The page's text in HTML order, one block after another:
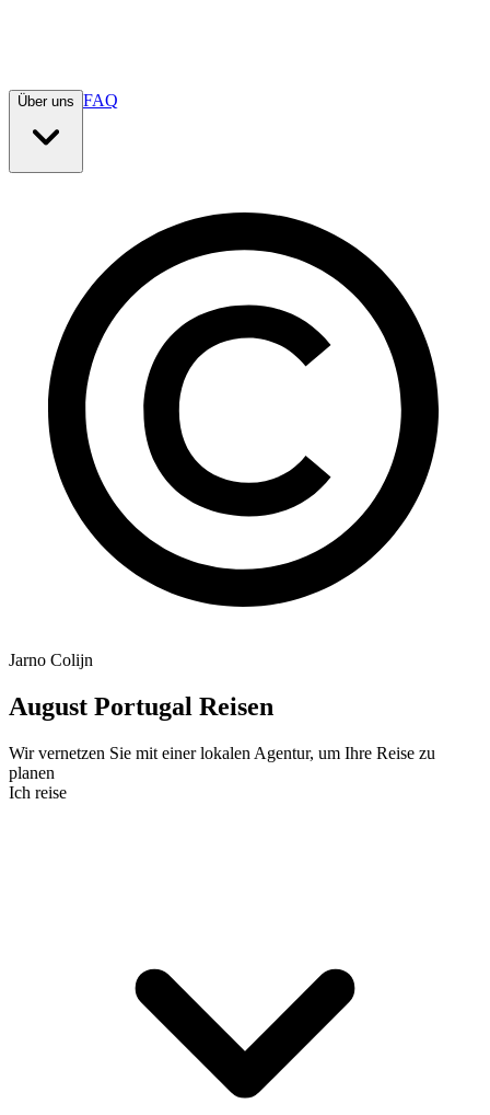
Über uns FAQ
Jarno Colijn
August Portugal Reisen
Wir vernetzen Sie mit einer lokalen Agentur, um Ihre Reise zu
planen
Ich reise